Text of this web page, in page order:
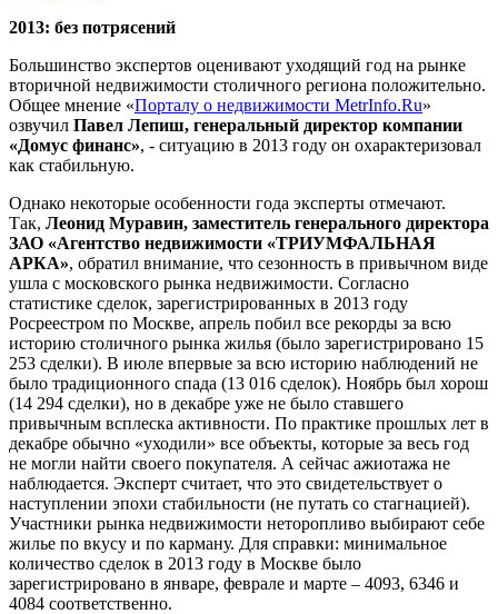
2013: без потрясений
Большинство экспертов оценивают уходящий год на рынке
вторичной недвижимости столичного региона положительно.
Общее мнение «Порталу о недвижимости MetrInfo.Ru»
озвучил Павел Лепиш, генеральный директор компании
«Домус финанс», - ситуацию в 2013 году он охарактеризовал
как стабильную.
Однако некоторые особенности года эксперты отмечают.
Так, Леонид Муравин, заместитель генерального директора
ЗАО «Агентство недвижимости «ТРИУМФАЛЬНАЯ
АРКА», обратил внимание, что сезонность в привычном виде
ушла с московского рынка недвижимости. Согласно
статистике сделок, зарегистрированных в 2013 году
Росреестром по Москве, апрель побил все рекорды за всю
историю столичного рынка жилья (было зарегистрировано 15
253 сделки). В июле впервые за всю историю наблюдений не
было традиционного спада (13 016 сделок). Ноябрь был хорош
(14 294 сделки), но в декабре уже не было ставшего
привычным всплеска активности. По практике прошлых лет в
декабре обычно «уходили» все объекты, которые за весь год
не могли найти своего покупателя. А сейчас ажиотажа не
наблюдается. Эксперт считает, что это свидетельствует о
наступлении эпохи стабильности (не путать со стагнацией).
Участники рынка недвижимости неторопливо выбирают себе
жилье по вкусу и по карману. Для справки: минимальное
количество сделок в 2013 году в Москве было
зарегистрировано в январе, феврале и марте – 4093, 6346 и
4084 соответственно.